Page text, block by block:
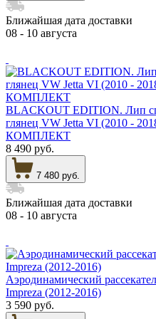
Ближайшая дата доставки
08 - 10 августа
BLACKOUT EDITION. Лип
глянец VW Jetta VI (2010 -
КОМПЛЕКТ
8 490 руб.
7 480 руб.
Ближайшая дата доставки
08 - 10 августа
Аэродинамический
Impreza (2012-2016)
3 590 руб.